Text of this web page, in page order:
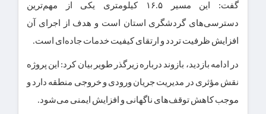
گفت: این مسیر ۱۶.۵ کیلومتری یکی از مهم‌ترین
دسترسی‌های گردشگری استان است و هدف از اجرای آن
افزایش ظرفیت تردد و ارتقای کیفیت خدمات جاده‌ای است.
در ادامه بازدید، بازوند درباره زیرگذر طویر بیان کرد: این پروژه
نقش مؤثری در مدیریت جریان ورودی و خروجی منطقه دارد و
موجب کاهش توقف‌های ناگهانی و افزایش ایمنی می‌شود.